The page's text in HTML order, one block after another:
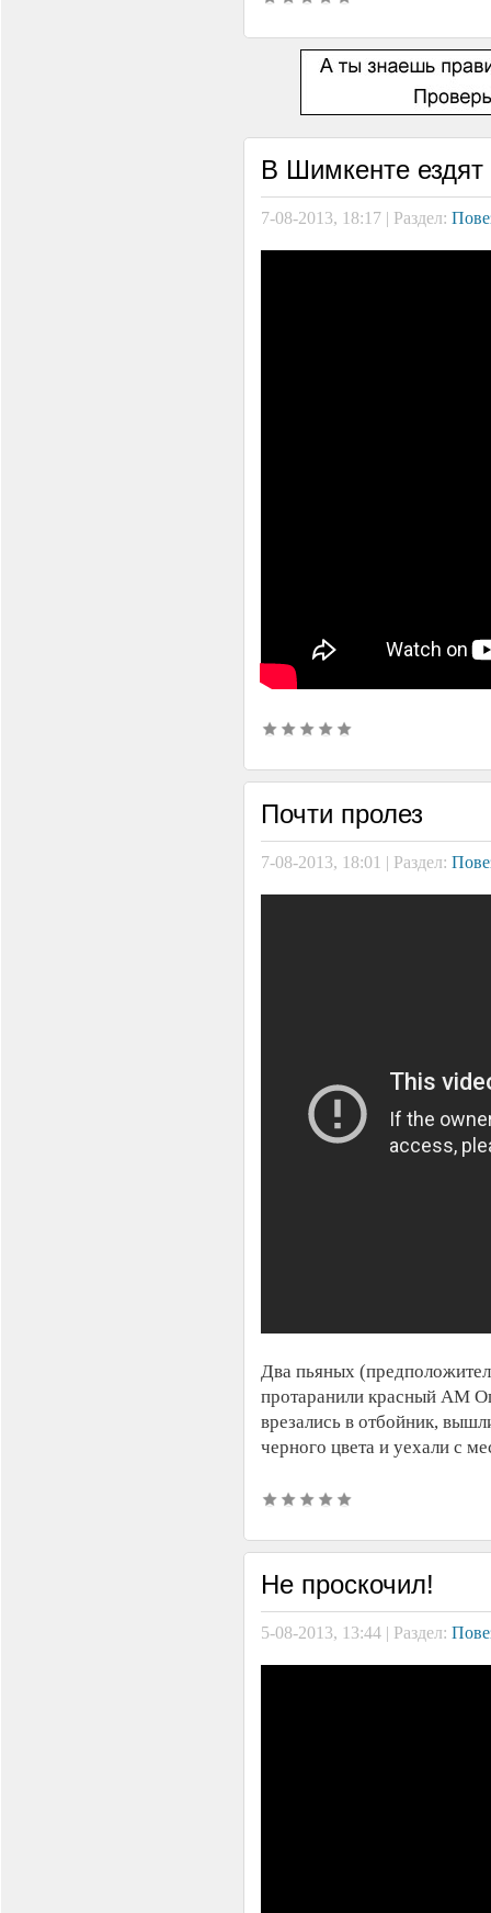
В Шимкенте
7-08-2013, 18:17 | Раздел:
Почти пролез
7-08-2013, 18:01 | Раздел:
Два пьяных
протаранили красный АМ
врезались в отбойник,
черного цвета и уехали с
Не проскочил!
5-08-2013, 13:44 | Раздел: